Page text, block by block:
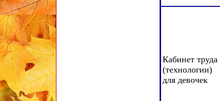
Кабинет труда
(технологии)
для девочек